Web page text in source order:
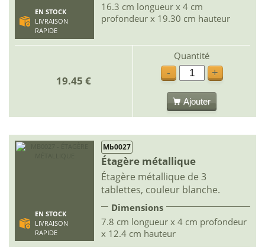
EN STOCK
LIVRAISON
RAPIDE
16.3 cm longueur x 4 cm
profondeur x 19.30 cm hauteur
19.45 €
Quantité
-
+
Ajouter
EN STOCK
LIVRAISON
RAPIDE
Mb0027
Étagère métallique
Étagère métallique de 3
tablettes, couleur blanche.
Dimensions
7.8 cm longueur x 4 cm profondeur
x 12.4 cm hauteur